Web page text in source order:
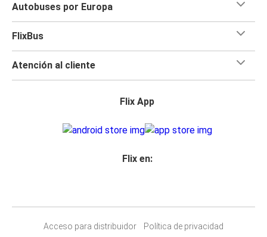
Autobuses por Europa
FlixBus
Atención al cliente
Flix App
Flix en:
Acceso para distribuidor
Política de privacidad